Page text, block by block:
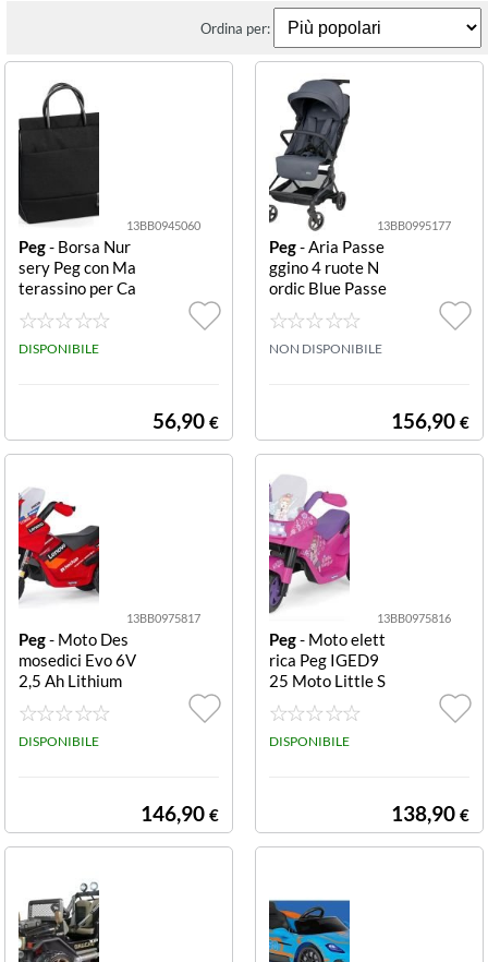
Ordina per:
13BB0945060
Peg- Borsa Nur
sery Peg con Ma
terassino per Ca
mbio Bambino B
orsa nursery Pe
g IABO4700-G
DISPONIBILE
56,90 €
13BB0995177
Peg- Aria Passe
ggino 4 ruote N
ordic Blue Passe
ggino 4 ruote Pe
g IP43000000
MB53 ARIA Nor
NON DISPONIBILE
156,90 €
13BB0975817
Peg- Moto Des
mosedici Evo 6V
2,5 Ah Lithium
Moto elettrica P
eg IGED0924 D
UCATI Moto D
V 2,5 Ah Lith
DISPONIBILE
146,90 €
13BB0975816
Peg- Moto elett
rica Peg IGED9
25 Moto Little S
inger 6V 2,5 Ah
Lithium Fucsia
Moto Little Sing
DISPONIBILE
138,90 €